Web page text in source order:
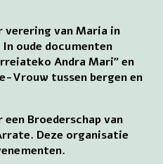
verering van Maria in
oude documenten
Andra Mari” en
Vrouw tussen bergen en
Broederschap van
Deze organisatie